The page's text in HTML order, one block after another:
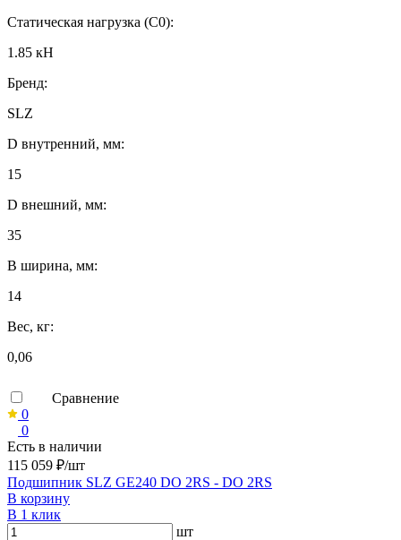
Статическая нагрузка (C0):
1.85 кН
Бренд:
SLZ
D внутренний, мм:
15
D внешний, мм:
35
B ширина, мм:
14
Вес, кг:
0,06
Сравнение
0
0
Есть в наличии
115 059 ₽/шт
Подшипник SLZ GE240 DO 2RS - DO 2RS
В корзину
В 1 клик
шт